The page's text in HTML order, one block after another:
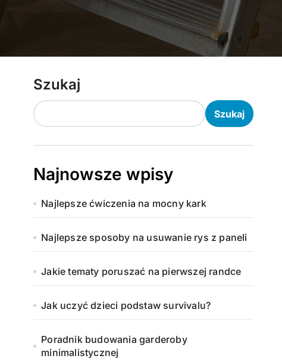
Szukaj
Szukaj
Najnowsze wpisy
Najlepsze ćwiczenia na mocny kark
Najlepsze sposoby na usuwanie rys z paneli
Jakie tematy poruszać na pierwszej randce
Jak uczyć dzieci podstaw survivalu?
Poradnik budowania garderoby
minimalistycznej